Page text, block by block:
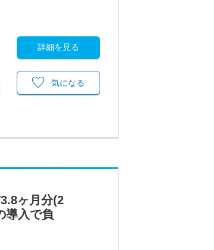
詳細を見る
気になる
ヶ月分(2
導入で負